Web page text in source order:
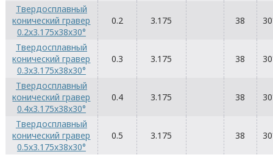
Твердосплавный
конический гравер
0.2x3.175x38x30°
0.2 3.175 38
Твердосплавный
конический гравер
0.3x3.175x38x30°
0.3 3.175 38
Твердосплавный
конический гравер
0.4x3.175x38x30°
0.4 3.175 38
Твердосплавный
конический гравер
0.5x3.175x38x30°
0.5 3.175 38